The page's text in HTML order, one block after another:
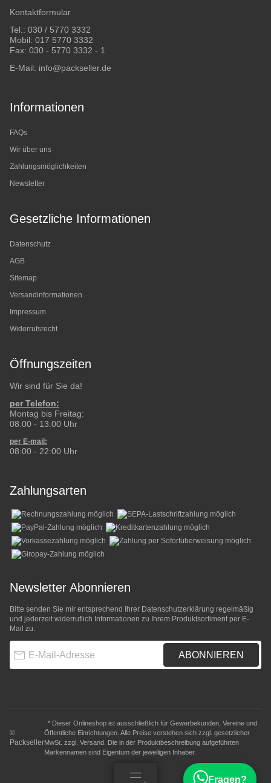
Kontaktformular
Tel.: 030 / 5770 3332
Mobil: 017 5770 3332
Fax: 030 - 5770 3332 - 1
E-Mail: info@packseller.de
Informationen
FAQs
Wir über uns
Zahlungsmöglichkeiten
Newsletter
Gesetzliche Informationen
Datenschutz
AGB
Sitemap
Versandinformationen
Impressum
Widerrufsrecht
Öffnungszeiten
Wir sind für Sie da!
per Telefon:
Montag bis Freitag:
08:00 - 13:00 Uhr
per E-mail:
08:00 - 22:00 Uhr
Zahlungsarten
Newsletter Abonnieren
Bitte senden Sie mir entsprechend Ihrer Datenschutzerklärung regelmäßig
und jederzeit widerruflich Informationen zu Ihrem Produktsortiment per E-
Mail zu.
ABONNIEREN
©
Packseller
* Dieser Onlineshop ist ausschließlich für Gewerbekunden, Vereine und
Öffentliche Einrichtungen. Alle Preise verstehen sich zzgl. gesetzlicher
MwSt. zzgl. Versand . Die in der Produktbeschreibung aufgeführten
Markennamen sind Eigentum der jeweiligen Inhaber.
Fragen?